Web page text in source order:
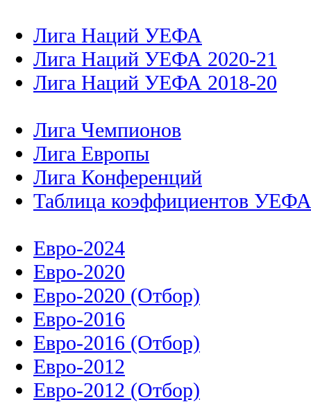
Лига Наций УЕФА
Лига Наций УЕФА 2020-21
Лига Наций УЕФА 2018-20
Лига Чемпионов
Лига Европы
Лига Конференций
Таблица коэффициентов УЕФА
Евро-2024
Евро-2020
Евро-2020 (Отбор)
Евро-2016
Евро-2016 (Отбор)
Евро-2012
Евро-2012 (Отбор)